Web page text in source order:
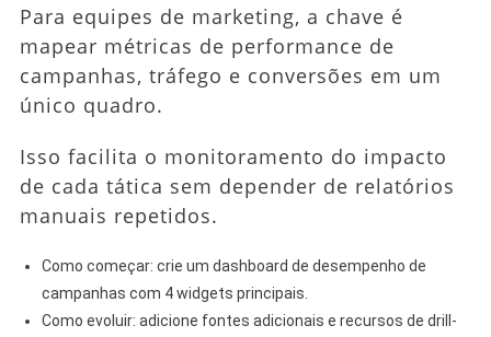
Para equipes de marketing, a chave é
mapear métricas de performance de
campanhas, tráfego e conversões em um
único quadro.
Isso facilita o monitoramento do impacto
de cada tática sem depender de relatórios
manuais repetidos.
Como começar: crie um dashboard de desempenho de
campanhas com 4 widgets principais.
Como evoluir: adicione fontes adicionais e recursos de drill-